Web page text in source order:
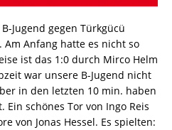
Jugend gegen Türkgücü
Am Anfang hatte es nicht so
ist das 1:0 durch Mirco Helm
war unsere B-Jugend nicht
in den letzten 10 min. haben
schönes Tor von Ingo Reis
von Jonas Hessel. Es spielten: